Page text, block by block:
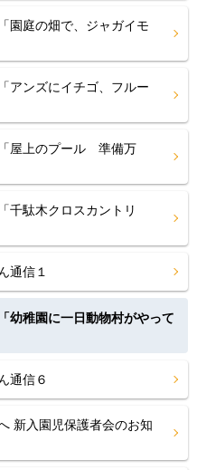
庭の畑で、ジャガイモ
ンズにイチゴ、フルー
屋上のプール 準備万
駄木クロスカントリ
通信１
稚園に一日動物村がやって
通信６
新入園児保護者会のお知